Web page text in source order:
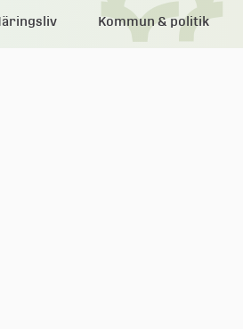
Kommun & politik